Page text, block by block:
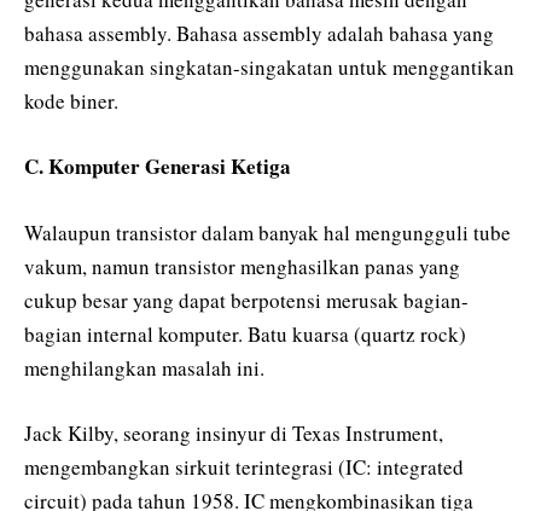
bahasa assembly. Bahasa assembly adalah bahasa yang
menggunakan singkatan-singakatan untuk menggantikan
kode biner.
C. Komputer Generasi Ketiga
Walaupun transistor dalam banyak hal mengungguli tube
vakum, namun transistor menghasilkan panas yang
cukup besar yang dapat berpotensi merusak bagian-
bagian internal komputer. Batu kuarsa (quartz rock)
menghilangkan masalah ini.
Jack Kilby, seorang insinyur di Texas Instrument,
mengembangkan sirkuit terintegrasi (IC: integrated
circuit) pada tahun 1958. IC mengkombinasikan tiga